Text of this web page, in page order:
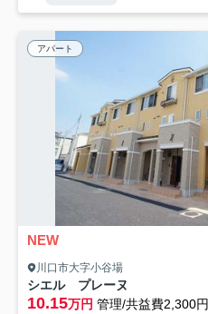
アパート
NEW
川口市大字小谷場
シエル プレーヌ
10.15万円 管理/共益費2,300円